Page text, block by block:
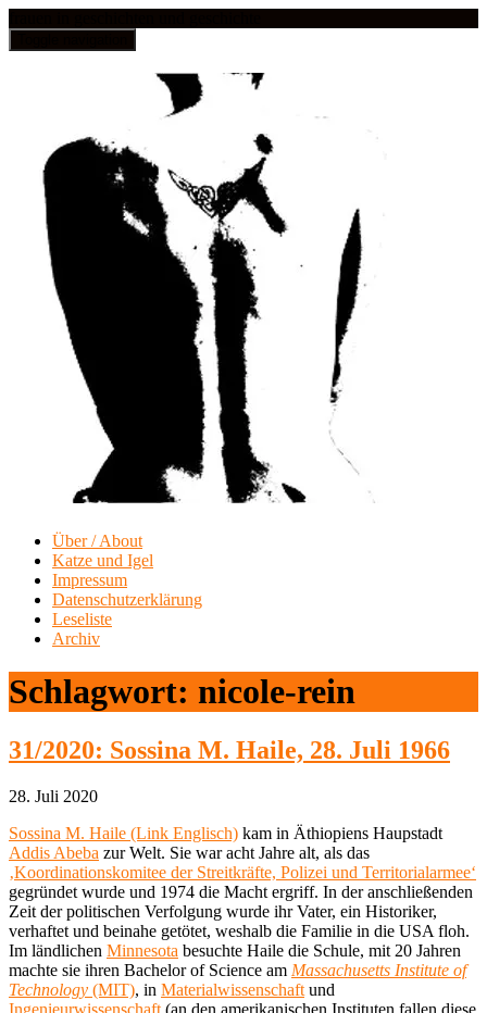
Über / About
Katze und Igel
Impressum
Datenschutzerklärung
Leseliste
Archiv
Schlagwort: nicole-rein
31/2020: Sossina M. Haile, 28. Juli 1966
28. Juli 2020
Sossina M. Haile (Link Englisch) kam in Äthiopiens Haupstadt
Addis Abeba zur Welt. Sie war acht Jahre alt, als das
‚Koordinationskomitee der Streitkräfte, Polizei und Territorialarmee‘
gegründet wurde und 1974 die Macht ergriff. In der anschließenden
Zeit der politischen Verfolgung wurde ihr Vater, ein Historiker,
verhaftet und beinahe getötet, weshalb die Familie in die USA floh.
Im ländlichen Minnesota besuchte Haile die Schule, mit 20 Jahren
machte sie ihren Bachelor of Science am Massachusetts Institute of
Technology (MIT), in Materialwissenschaft und
Ingenieurwissenschaft (an den amerikanischen Instituten fallen diese